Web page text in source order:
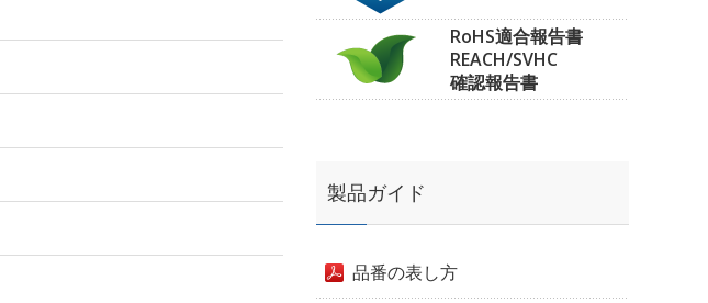
RoHS適合報告書
REACH/SVHC
確認報告書
製品ガイド
品番の表し方